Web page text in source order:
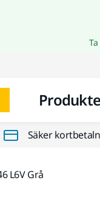
Säker
L6V Grå